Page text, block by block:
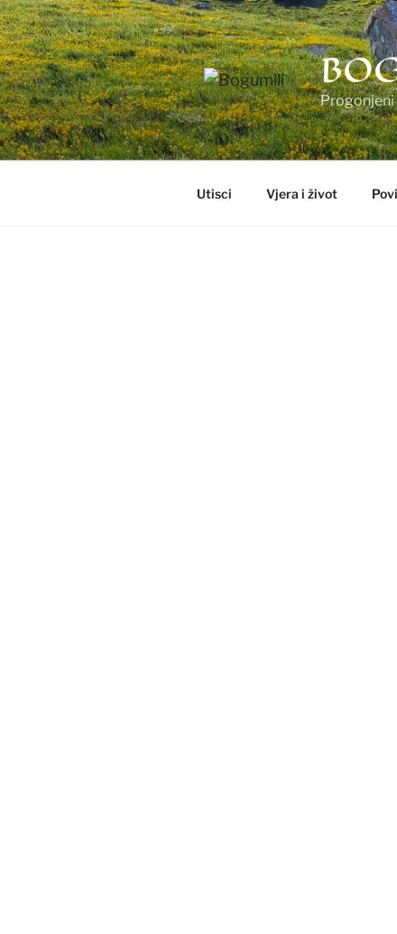
Utisci Vjera i život